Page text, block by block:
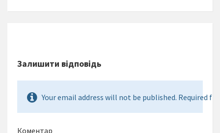
Залишити відповідь
Your email address will not be published. Required
Коментар